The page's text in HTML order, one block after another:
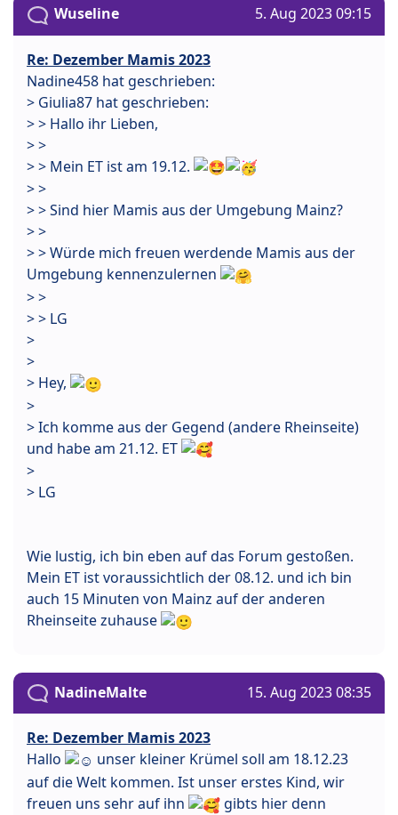
Wuseline 5. Aug 2023 09:15
Re: Dezember Mamis 2023
Nadine458 hat geschrieben:
> Giulia87 hat geschrieben:
> > Hallo ihr Lieben,
> >
> > Mein ET ist am 19.12.
> >
> > Sind hier Mamis aus der Umgebung Mainz?
> >
> > Würde mich freuen werdende Mamis aus der
Umgebung kennenzulernen
> >
> > LG
>
>
> Hey,
>
> Ich komme aus der Gegend (andere Rheinseite)
und habe am 21.12. ET
>
> LG
Wie lustig, ich bin eben auf das Forum gestoßen.
Mein ET ist voraussichtlich der 08.12. und ich bin
auch 15 Minuten von Mainz auf der anderen
Rheinseite zuhause
NadineMalte 15. Aug 2023 08:35
Re: Dezember Mamis 2023
Hallo
unser kleiner Krümel soll am 18.12.23
auf die Welt kommen. Ist unser erstes Kind, wir
freuen uns sehr auf ihn
gibts hier denn